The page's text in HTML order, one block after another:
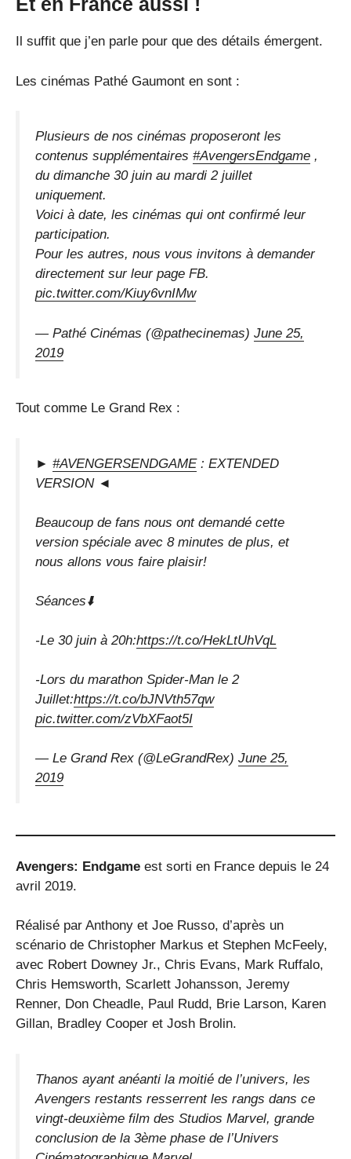
Il suffit que j’en parle pour que des détails émergent.
Les cinémas Pathé Gaumont en sont :
Plusieurs de nos cinémas proposeront les
contenus supplémentaires #AvengersEndgame ,
du dimanche 30 juin au mardi 2 juillet
uniquement.
Voici à date, les cinémas qui ont confirmé leur
participation.
Pour les autres, nous vous invitons à demander
directement sur leur page FB.
pic.twitter.com/Kiuy6vnIMw
— Pathé Cinémas (@pathecinemas) June 25,
2019
Tout comme Le Grand Rex :
► #AVENGERSENDGAME: EXTENDED
VERSION ◄
Beaucoup de fans nous ont demandé cette
version spéciale avec 8 minutes de plus, et
nous allons vous faire plaisir!
Séances⬇️
-Le 30 juin à 20h:https://t.co/HekLtUhVqL
-Lors du marathon Spider-Man le 2
Juillet:https://t.co/bJNVth57qw
pic.twitter.com/zVbXFaot5I
— Le Grand Rex (@LeGrandRex) June 25,
2019
Avengers: Endgame est sorti en France depuis le 24
avril 2019.
Réalisé par Anthony et Joe Russo, d’après un
scénario de Christopher Markus et Stephen McFeely,
avec Robert Downey Jr., Chris Evans, Mark Ruffalo,
Chris Hemsworth, Scarlett Johansson, Jeremy
Renner, Don Cheadle, Paul Rudd, Brie Larson, Karen
Gillan, Bradley Cooper et Josh Brolin.
Thanos ayant anéanti la moitié de l’univers, les
Avengers restants resserrent les rangs dans ce
vingt-deuxième film des Studios Marvel, grande
conclusion de la 3ème phase de l’Univers